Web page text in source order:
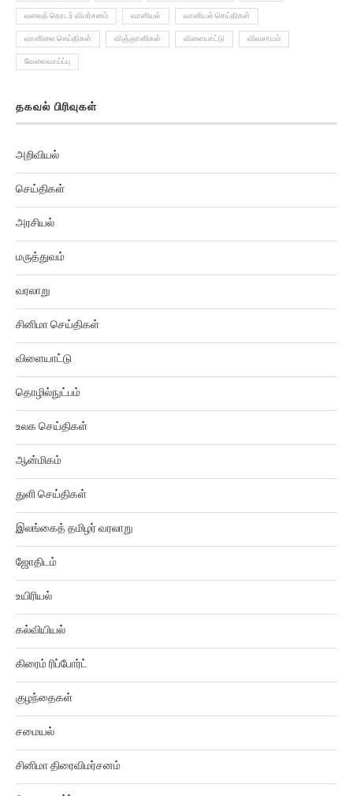
வானிலை செய்திகள் விஞ்ஞானிகள் விளையாட்டு விவசாயம்
வேலைவாய்ப்பு
செய்திகள்
அரசியல்
மருத்துவம்
வரலாறு
சினிமா செய்திகள்
விளையாட்டு
தொழில்நுட்பம்
உலக செய்திகள்
ஆன்மிகம்
துளி செய்திகள்
இலங்கைத் தமிழர் வரலாறு
ஜோதிடம்
உயிரியல்
கல்வியியல்
கிரைம் ரிப்போர்ட்
குழந்தைகள்
சமையல்
சினிமா திரைவிமர்சனம்
வேலைவாய்ப்பு